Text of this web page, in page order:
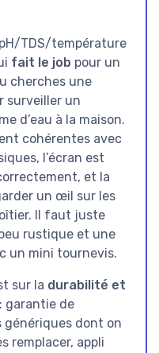
TDS/température
fait le job pour un
cherches une
surveiller un
d’eau à la maison.
cohérentes avec
l’écran est
et la
un œil sur les
Il faut juste
rustique et une
un mini tournevis.
sur la durabilité et
: garantie de
génériques dont on
remplacer, appli